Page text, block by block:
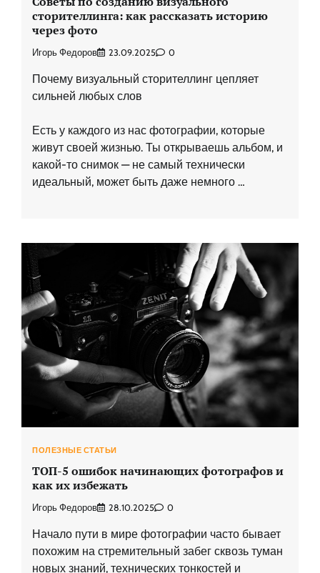
сторителлинга: как рассказать историю
через фото
Игорь Федоров 23.09.2025 0
Почему визуальный сторителлинг цепляет
сильней любых слов
Есть у каждого из нас фотографии, которые
живут своей жизнью. Ты открываешь альбом, и
какой-то снимок — не самый технически
идеальный, может быть даже немного …
ПОЛЕЗНЫЕ СТАТЬИ
ТОП-5 ошибок начинающих фотографов и
как их избежать
Игорь Федоров 28.10.2025 0
Начало пути в мире фотографии часто бывает
похожим на стремительный забег сквозь туман
новых знаний, технических тонкостей и